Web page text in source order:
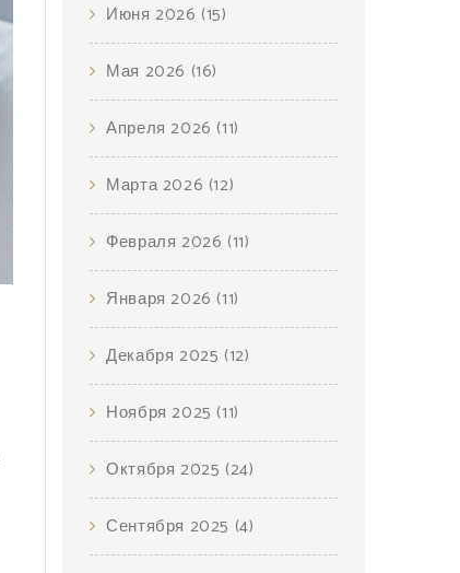
Июня 2026 (15)
Мая 2026 (16)
Апреля 2026 (11)
Марта 2026 (12)
Февраля 2026 (11)
Января 2026 (11)
Декабря 2025 (12)
Ноября 2025 (11)
Октября 2025 (24)
Сентября 2025 (4)